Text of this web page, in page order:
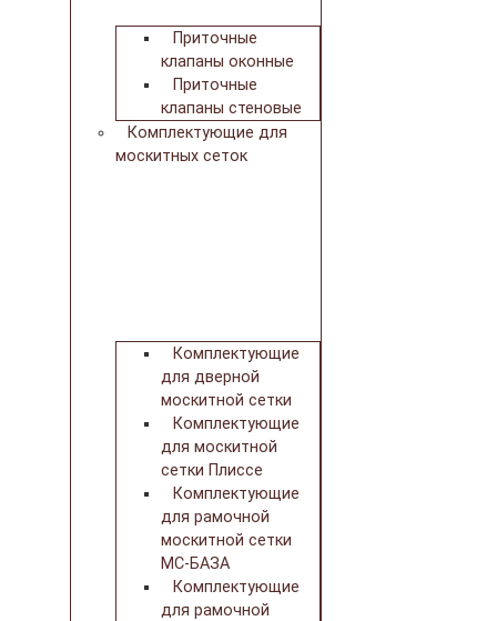
Приточные
клапаны оконные
Приточные
клапаны стеновые
Комплектующие для
москитных сеток
Комплектующие
для дверной
москитной сетки
Комплектующие
для москитной
сетки Плиссе
Комплектующие
для рамочной
москитной сетки
МС-БАЗА
Комплектующие
для рамочной